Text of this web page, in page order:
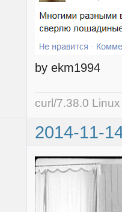
by ekm1994
curl/7.38.0
2014-11-